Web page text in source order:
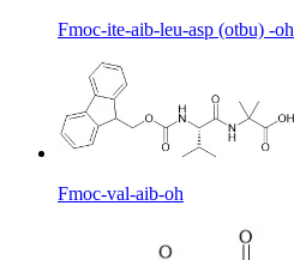
Fmoc-ite-aib-leu-asp (otbu) -oh
Fmoc-val-aib-oh